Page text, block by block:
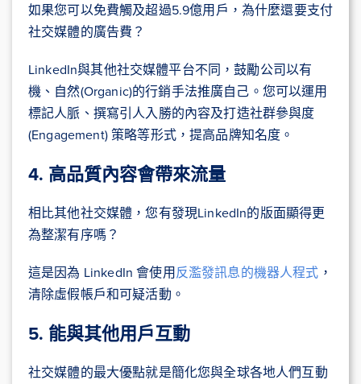
如果您可以免費觸及超過5.9億用戶，為什麼還要支付
社交媒體的廣告費？
LinkedIn與其他社交媒體平台不同，鼓勵公司以有
機、自然(Organic)的行銷手法推廣自己。您可以運用
標記人脈、撰寫引人入勝的內容及打造社群參與度
(Engagement) 策略等形式，提高品牌知名度。
4. 高品質內容會帶來流量
相比其他社交媒體，您有發現LinkedIn的版面顯得更
為整潔有序嗎？
這是因為 LinkedIn 會使用反濫發訊息的機器人程式 ，
清除虛假帳戶和可疑活動。
5. 能與其他用戶互動
社交媒體的最大優點就是簡化您與全球各地人們互動